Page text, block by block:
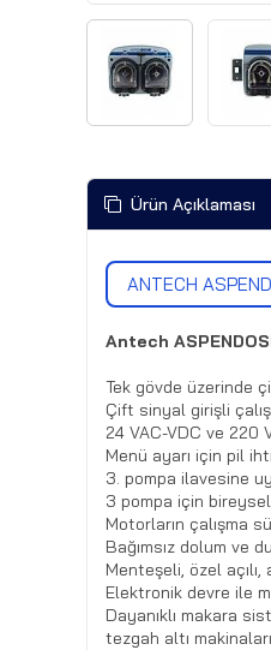
Ürün Açıklaması
ANTECH
Antech
Tek gövde üzerinde
Çift sinyal girişli
24 VAC-VDC ve 220
Menü ayarı için pil
3. pompa ilavesine
3 pompa için
Motorların çalışma
Bağımsız dolum ve
Menteşeli, özel
Elektronik devre ile
Dayanıklı makara
tezgah altı